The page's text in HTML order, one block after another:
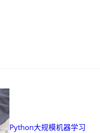
Python大规模机器学习